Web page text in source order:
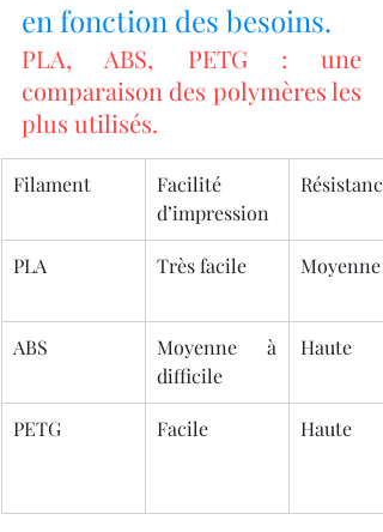
en fonction des besoins.
PLA, ABS, PETG : une
comparaison des polymères les
plus utilisés.
Filament
Facilité
d’impression
Résistance
PLA Très facile Moyenne
ABS
Moyenne à
difficile
Haute
PETG Facile Haute